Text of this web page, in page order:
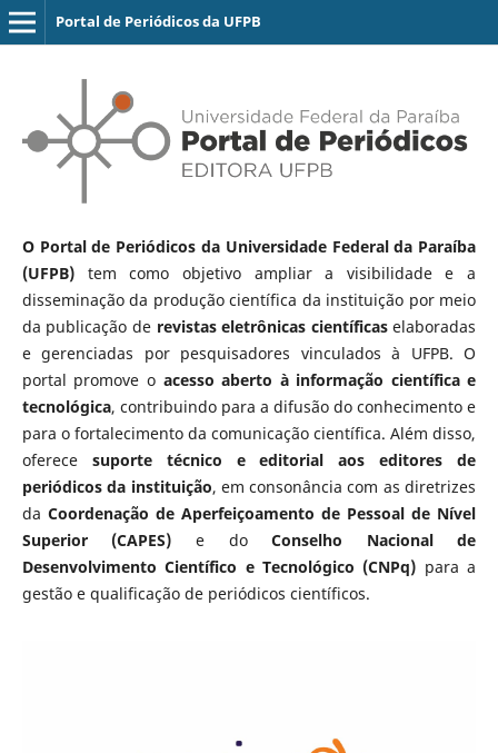
Portal de Periódicos da UFPB
O Portal de Periódicos da Universidade Federal da Paraíba
(UFPB)tem como objetivo ampliar a visibilidade e a
disseminação da produção científica da instituição por meio
da publicação de revistas eletrônicas científicaselaboradas
e gerenciadas por pesquisadores vinculados à UFPB. O
portal promove o acesso aberto à informação científica e
tecnológica, contribuindo para a difusão do conhecimento e
para o fortalecimento da comunicação científica. Além disso,
oferece suporte técnico e editorial aos editores de
periódicos da instituição, em consonância com as diretrizes
da Coordenação de Aperfeiçoamento de Pessoal de Nível
Superior (CAPES) e doConselho Nacional de
Desenvolvimento Científico e Tecnológico (CNPq) para a
gestão e qualificação de periódicos científicos.